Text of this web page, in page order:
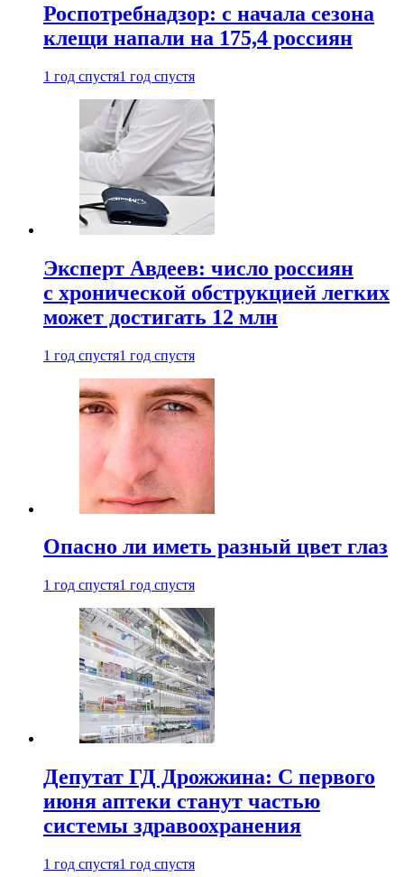
Роспотребнадзор: с начала сезона
клещи напали на 175,4 россиян
1 год спустя1 год спустя
Эксперт Авдеев: число россиян
с хронической обструкцией легких
может достигать 12 млн
1 год спустя1 год спустя
Опасно ли иметь разный цвет глаз
1 год спустя1 год спустя
Депутат ГД Дрожжина: С первого
июня аптеки станут частью
системы здравоохранения
1 год спустя1 год спустя